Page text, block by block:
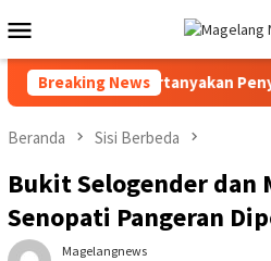
ke
kontenMobile
Breaking News
Magelang, Pertanyakan
Beranda Sisi Berbeda
Bukit Selogender dan
Senopati Pangeran
Magelangnews